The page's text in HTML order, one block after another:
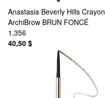
Anastasia Beverly Hills
ArchiBrow BRUN FONCÉ
1,356
40,50 $